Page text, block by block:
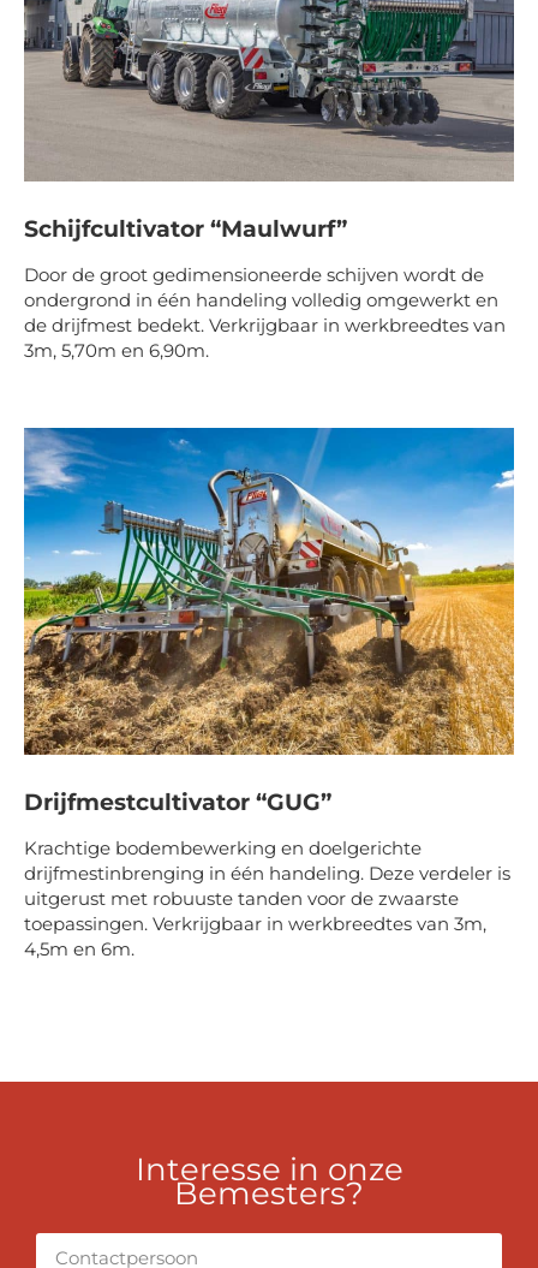
Schijfcultivator “Maulwurf”
Door de groot gedimensioneerde schijven wordt de
ondergrond in één handeling volledig omgewerkt en
de drijfmest bedekt. Verkrijgbaar in werkbreedtes van
3m, 5,70m en 6,90m.
Drijfmestcultivator “GUG”
Krachtige bodembewerking en doelgerichte
drijfmestinbrenging in één handeling. Deze verdeler is
uitgerust met robuuste tanden voor de zwaarste
toepassingen. Verkrijgbaar in werkbreedtes van 3m,
4,5m en 6m.
Interesse in onze
Bemesters?